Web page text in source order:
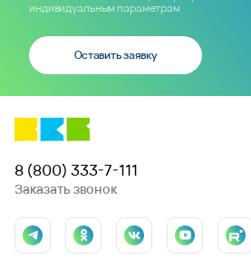
индивидуальным параметрам
Оставить заявку
8 (800) 333-7-111
Заказать звонок